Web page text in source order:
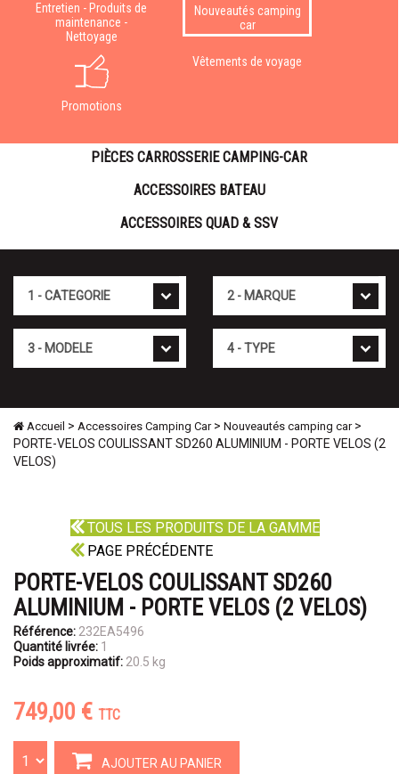
Entretien - Produits de
maintenance -
Nettoyage
Nouveautés camping
car
Promotions
Vêtements de voyage
PIÈCES CARROSSERIE CAMPING-CAR
ACCESSOIRES BATEAU
ACCESSOIRES QUAD & SSV
Accueil > Accessoires Camping Car> Nouveautés camping car>
PORTE-VELOS COULISSANT SD260 ALUMINIUM - PORTE VELOS (2
VELOS)
TOUS LES PRODUITS DE LA GAMME
PAGE PRÉCÉDENTE
PORTE-VELOS COULISSANT SD260
ALUMINIUM - PORTE VELOS (2 VELOS)
Référence: 232EA5496
Quantité livrée: 1
Poids approximatif: 20.5 kg
749,00 € TTC
AJOUTER AU PANIER